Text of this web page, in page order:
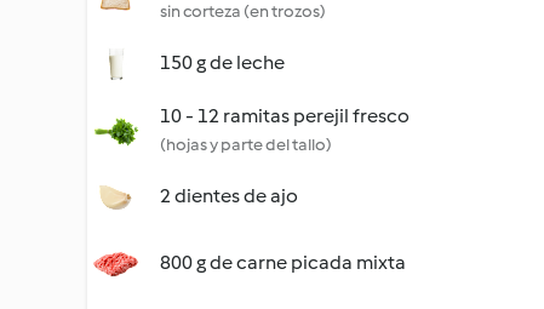
sin corteza (en trozos)
150 g de leche
10 - 12 ramitas perejil fresco
(hojas y parte del tallo)
2 dientes de ajo
800 g de carne picada mixta